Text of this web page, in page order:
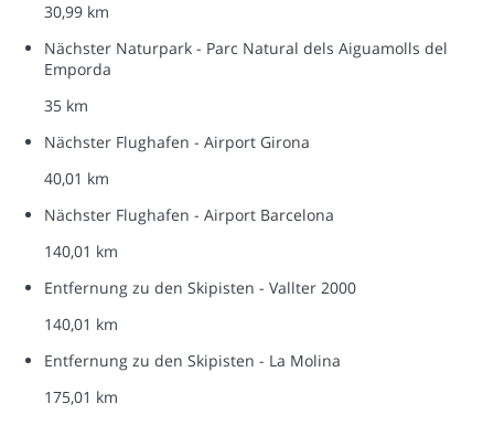
30,99 km
Nächster Naturpark - Parc Natural dels Aiguamolls del
Emporda
35 km
Nächster Flughafen - Airport Girona
40,01 km
Nächster Flughafen - Airport Barcelona
140,01 km
Entfernung zu den Skipisten - Vallter 2000
140,01 km
Entfernung zu den Skipisten - La Molina
175,01 km